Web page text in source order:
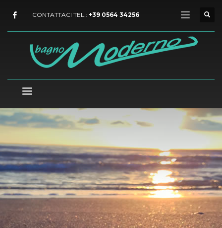
CONTATTACI TEL.: +39 0564 34256